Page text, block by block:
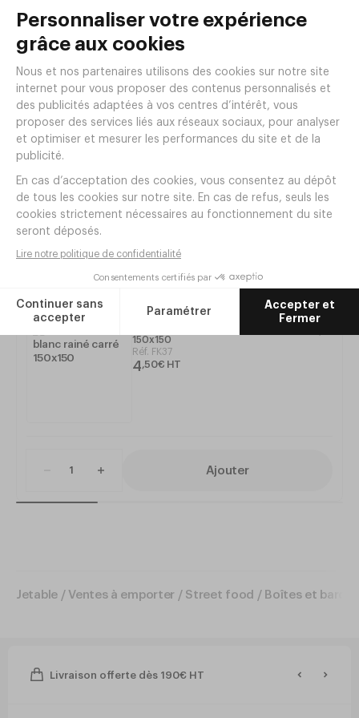
BLANC RAINÉci-dessous.
Blanc
€ HT
270 Bouteilles plastiques jetables 25cl
Ø54xh150mm APET Transparent
Réf. LB64 |92,00 € HT
Produits de la même
gamme
150x150
Réf. FK37
4,50€ HT
Ajouter
Jetable / Ventes à emporter / Street food / Boîtes et
Livraison offerte dès 190€ HT